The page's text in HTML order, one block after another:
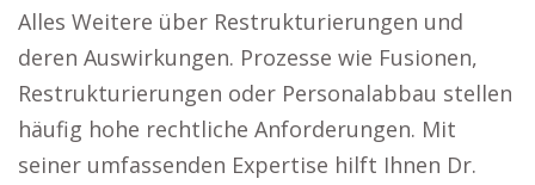
Alles Weitere über Restrukturierungen und
deren Auswirkungen. Prozesse wie Fusionen,
Restrukturierungen oder Personalabbau stellen
häufig hohe rechtliche Anforderungen. Mit
seiner umfassenden Expertise hilft Ihnen Dr.